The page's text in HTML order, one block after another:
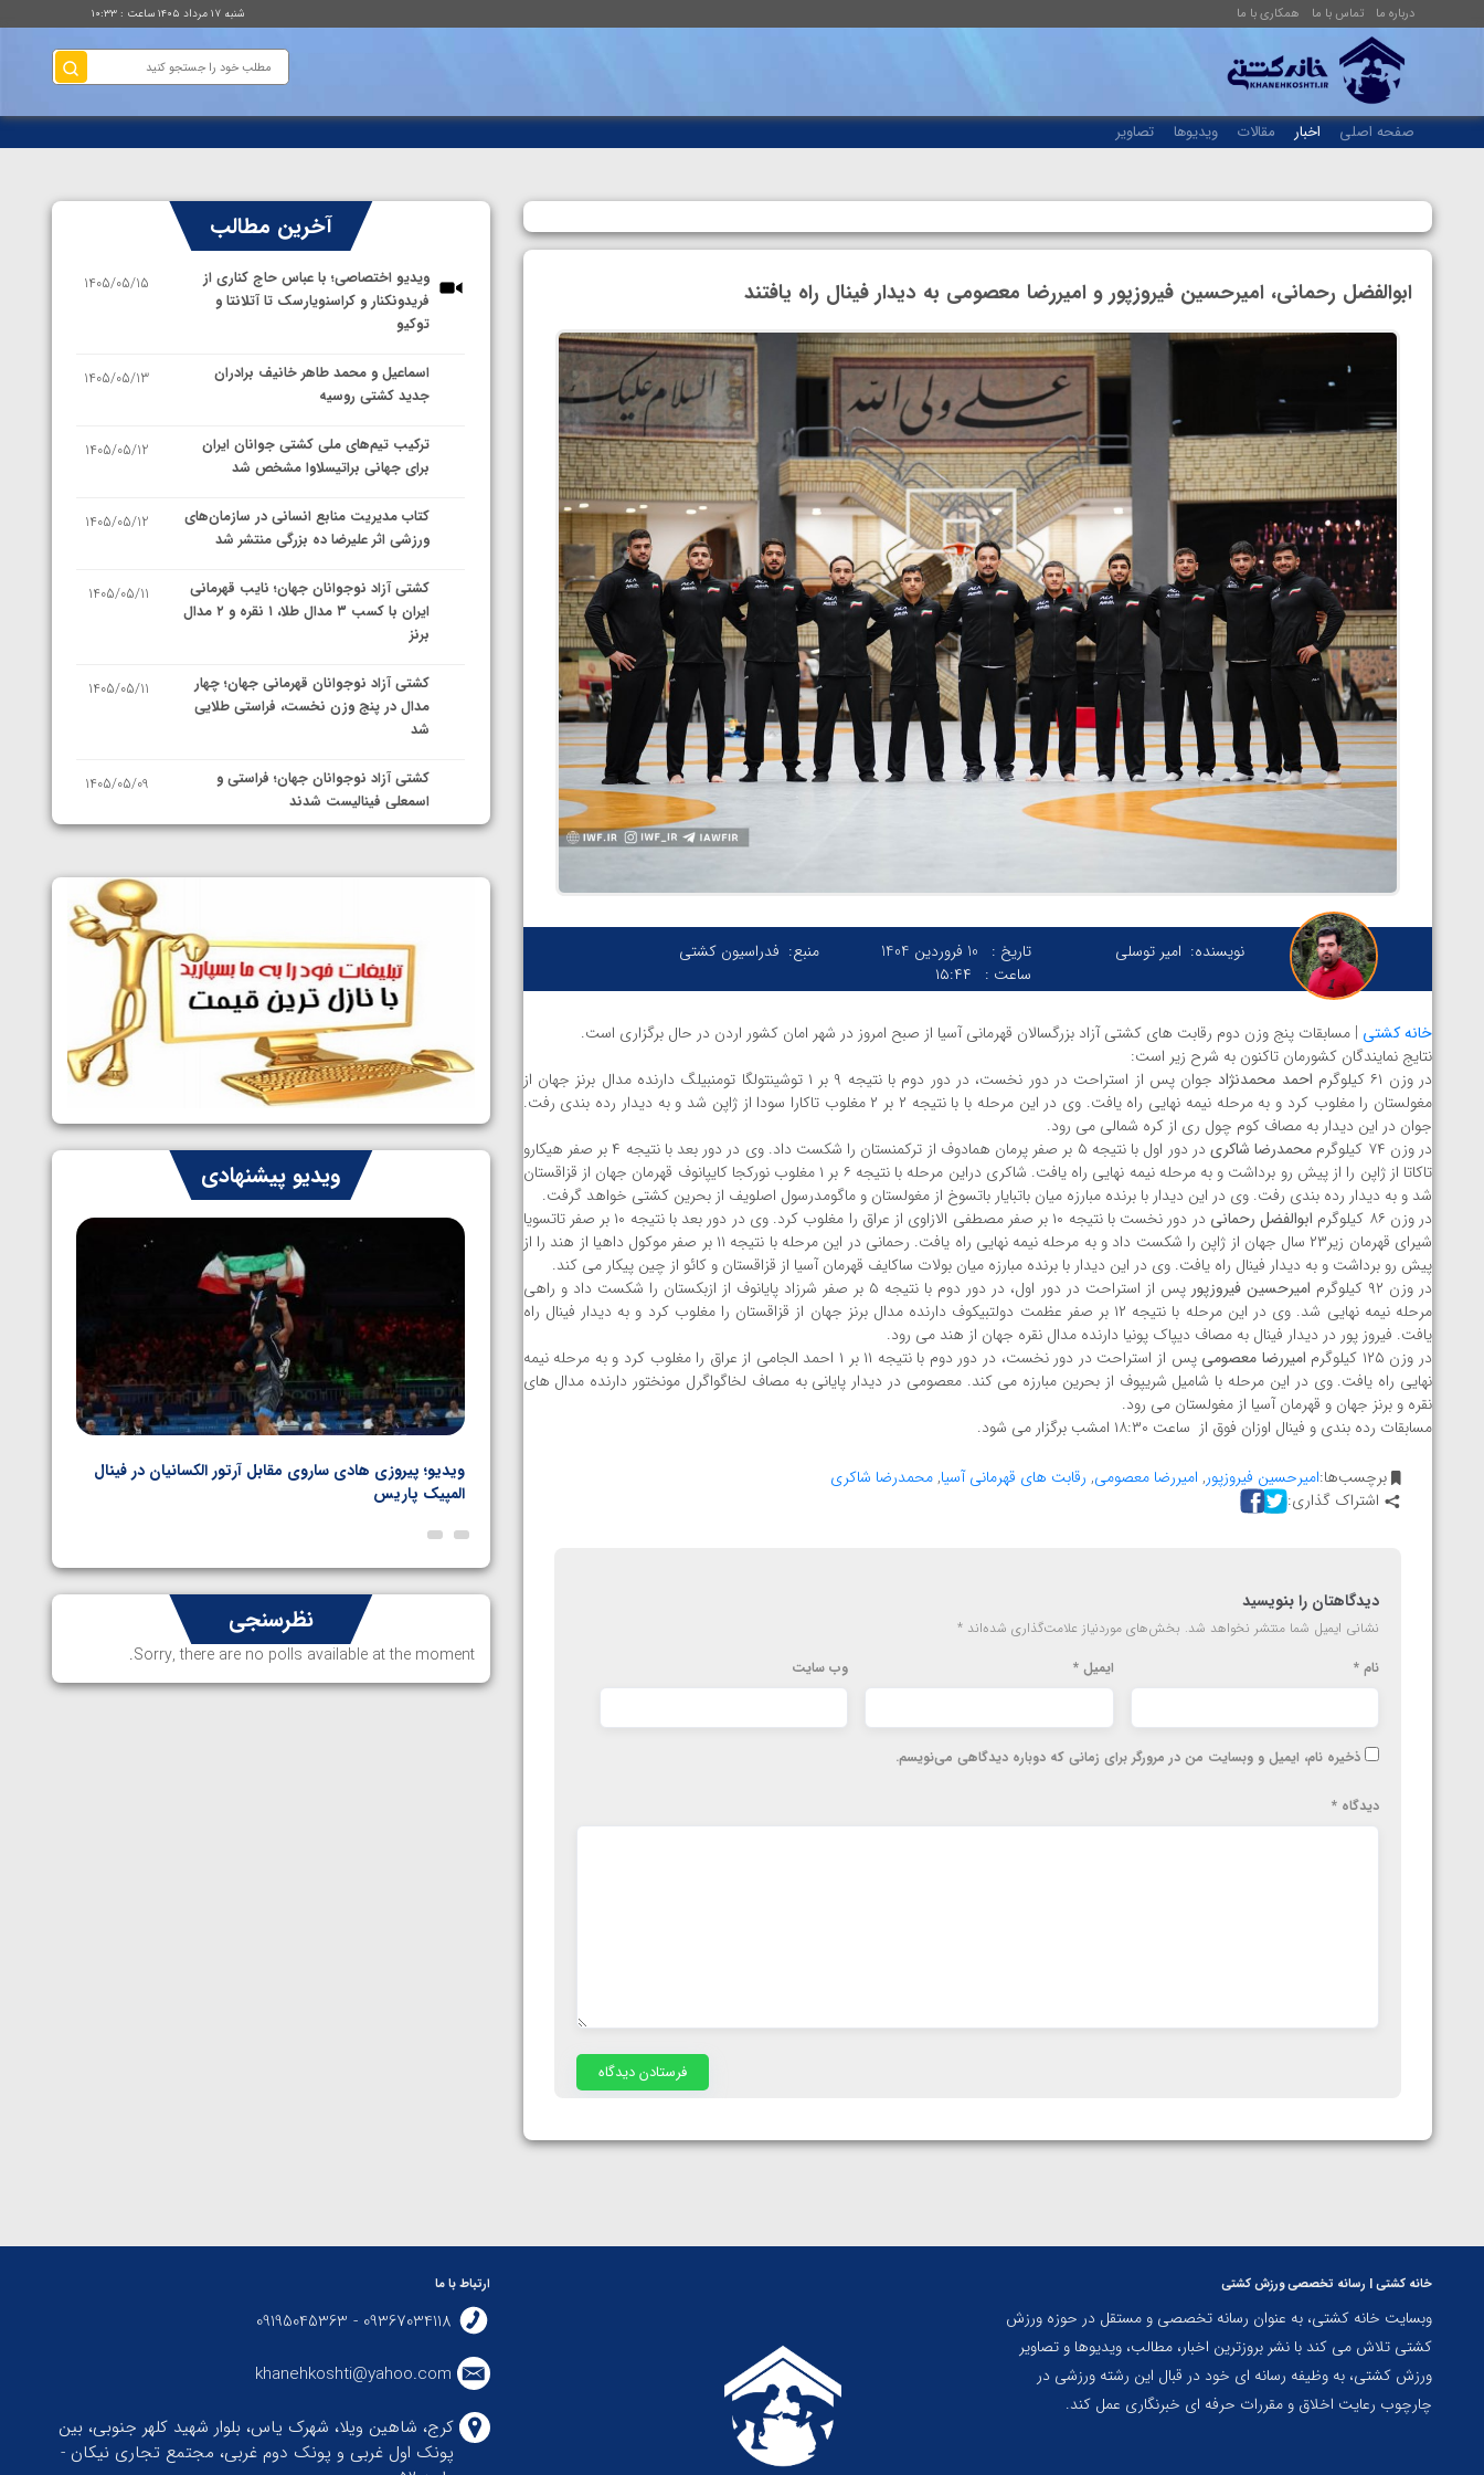
درباره ما تماس با ما همکاری با ما شنبه ۱۷ مرداد ۱۴۰۵ ساعت : ۱۰:۳۳
صفحه اصلی اخبار مقالات ویدیوها تصاویر
ابوالفضل رحمانی، امیرحسین فیروزپور و امیررضا معصومی به دیدار فینال راه یافتند
نویسنده: امیر توسلی تاریخ :
10 فروردین 1404
ساعت :
۱۵:۴۴
منبع: فدراسیون کشتی
خانه کشتی | مسابقات پنج وزن دوم رقابت های کشتی آزاد بزرگسالان قهرمانی آسیا از صبح امروز در شهر امان کشور اردن در حال برگزاری است.
نتایج نمایندگان کشورمان تاکنون به شرح زیر است:
در وزن ۶۱ کیلوگرم
احمد محمدنژاد
جوان پس از استراحت در دور نخست، در دور دوم با نتیجه ۹ بر ۱ توشینتولگا تومنبیلگ دارنده مدال برنز جهان از
مغولستان را مغلوب کرد و به مرحله نیمه نهایی راه یافت. وی در این مرحله با با نتیجه ۲ بر ۲ مغلوب تاکارا سودا از ژاپن شد و به دیدار رده بندی رفت.
جوان در این دیدار به مصاف کوم چول ری از کره شمالی می رود.
در وزن ۷۴ کیلوگرم
محمدرضا شاکری
در دور اول با نتیجه ۵ بر صفر پرمان همادوف از ترکمنستان را شکست داد. وی در دور بعد با نتیجه ۴ بر صفر هیکارو
تاکاتا از ژاپن را از پیش رو برداشت و به مرحله نیمه نهایی راه یافت. شاکری دراین مرحله با نتیجه ۶ بر ۱ مغلوب نورکجا کایپانوف قهرمان جهان از قزاقستان
شد و به دیدار رده بندی رفت. وی در این دیدار با برنده مبارزه میان باتبایار باتسوخ از مغولستان و ماگومدرسول اصلویف از بحرین کشتی خواهد گرفت.
در وزن ۸۶ کیلوگرم
ابوالفضل رحمانی
در دور نخست با نتیجه ۱۰ بر صفر مصطفی الازاوی از عراق را مغلوب کرد. وی در دور بعد با نتیجه ۱۰ بر صفر تاتسویا
شیرای قهرمان زیر۲۳ سال جهان از ژاپن را شکست داد و به مرحله نیمه نهایی راه یافت. رحمانی در این مرحله با نتیجه ۱۱ بر صفر موکول داهیا از هند را از
پیش رو برداشت و به دیدار فینال راه یافت. وی در این دیدار با برنده مبارزه میان بولات ساکایف قهرمان آسیا از قزاقستان و کائو از چین پیکار می کند.
در وزن ۹۲ کیلوگرم
امیرحسین فیروزپور
پس از استراحت در دور اول، در دور دوم با نتیجه ۵ بر صفر شرزاد پایانوف از ازبکستان را شکست داد و راهی
مرحله نیمه نهایی شد. وی در این مرحله با نتیجه ۱۲ بر صفر عظمت دولتبیکوف دارنده مدال برنز جهان از قزاقستان را مغلوب کرد و به دیدار فینال راه
یافت. فیروز پور در دیدار فینال به مصاف دیپاک پونیا دارنده مدال نقره جهان از هند می رود.
در وزن ۱۲۵ کیلوگرم
امیررضا معصومی
پس از استراحت در دور نخست، در دور دوم با نتیجه ۱۱ بر ۱ احمد الجامی از عراق را مغلوب کرد و به مرحله نیمه
نهایی راه یافت. وی در این مرحله با شامیل شریپوف از بحرین مبارزه می کند. معصومی در دیدار پایانی به مصاف لخاگواگرل مونختور دارنده مدال های
نقره و برنز جهان و قهرمان آسیا از مغولستان می رود.
مسابقات رده بندی و فینال اوزان فوق از ساعت ۱۸:۳۰ امشب برگزار می شود.
برچسب‌ها:امیرحسین فیروزپور, امیررضا معصومی, رقابت های قهرمانی آسیا,محمدرضا شاکری
اشتراک گذاری:
دیدگاهتان را بنویسید
نشانی ایمیل شما منتشر نخواهد شد. بخش‌های موردنیاز علامت‌گذاری شده‌اند *
نام * ایمیل* وب‌ سایت
ذخیره نام، ایمیل و وبسایت من در مرورگر برای زمانی که دوباره دیدگاهی می‌نویسم.
دیدگاه *
آخرین مطالب
ویدیو اختصاصی؛ با عباس حاج کناری از
فریدونکنار و کراسنویارسک تا آتلانتا و
توکیو
1405/05/15
اسماعیل و محمد طاهر خانیف برادران
جدید کشتی روسیه
1405/05/13
ترکیب تیم‌های ملی کشتی جوانان ایران
برای جهانی براتیسلاوا مشخص شد
1405/05/12
کتاب مدیریت منابع انسانی در سازمان‌های
ورزشی اثر علیرضا ده بزرگی منتشر شد
1405/05/12
کشتی آزاد نوجوانان جهان؛ نایب قهرمانی
ایران با کسب ۳ مدال طلا، ۱ نقره و ۲ مدال
برنز
1405/05/11
کشتی آزاد نوجوانان قهرمانی جهان؛ چهار
مدال در پنج وزن نخست، فراستی طلایی
شد
1405/05/11
کشتی آزاد نوجوانان جهان؛ فراستی و
اسمعلی فینالیست شدند
1405/05/09
نمایندگان ایران مشخص شدند
سوم برای ایران
1405/05/07
ایران چشم به راه چهار مدال در پنج وزن
دوم کشتی فرنگی نوجوانان جهان
1405/05/06
ویدیو پیشنهادی
امین میرزازاده
ویدیو؛ باخت امین کاویانی نژاد مقابل مالخاز آمویان از
ارمنستان
ویدیو؛ صعود حسن یزدانی به فینال المپیک با برتری مقابل
ناظم امینه
ویدیو؛ پیروزی هادی ساروی مقابل آرتور الکسانیان در فینال
المپیک پاریس
نظرسنجی
Sorry, there are no polls available at the moment.
خانه کشتی | رسانه تخصصی ورزش کشتی
وبسایت خانه کشتی، به عنوان رسانه تخصصی و مستقل در حوزه ورزش
کشتی تلاش می کند با نشر بروزترین اخبار، مطالب، ویدیوها و تصاویر
ورزش کشتی، به وظیفه رسانه ای خود در قبال این رشته ورزشی در
چارچوب رعایت اخلاق و مقررات حرفه ای خبرنگاری عمل کند.
ارتباط با ما
09367034118 - 09195045363
khanehkoshti@yahoo.com
کرج، شاهین ویلا، شهرک یاس، بلوار شهید کلهر جنوبی، بین
پونک اول غربی و پونک دوم غربی، مجتمع تجاری نیکان -